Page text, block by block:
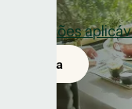
condições
agora